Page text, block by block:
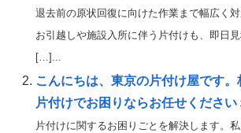
k
退去前の原状回復に向けた作業まで幅広く
お引越しや施設入所に伴う片付けも、即日
[…]...
こんにちは、東京の片付け屋です
片付けでお困りならお任せください
片付けに関するお困りごとを解決します。